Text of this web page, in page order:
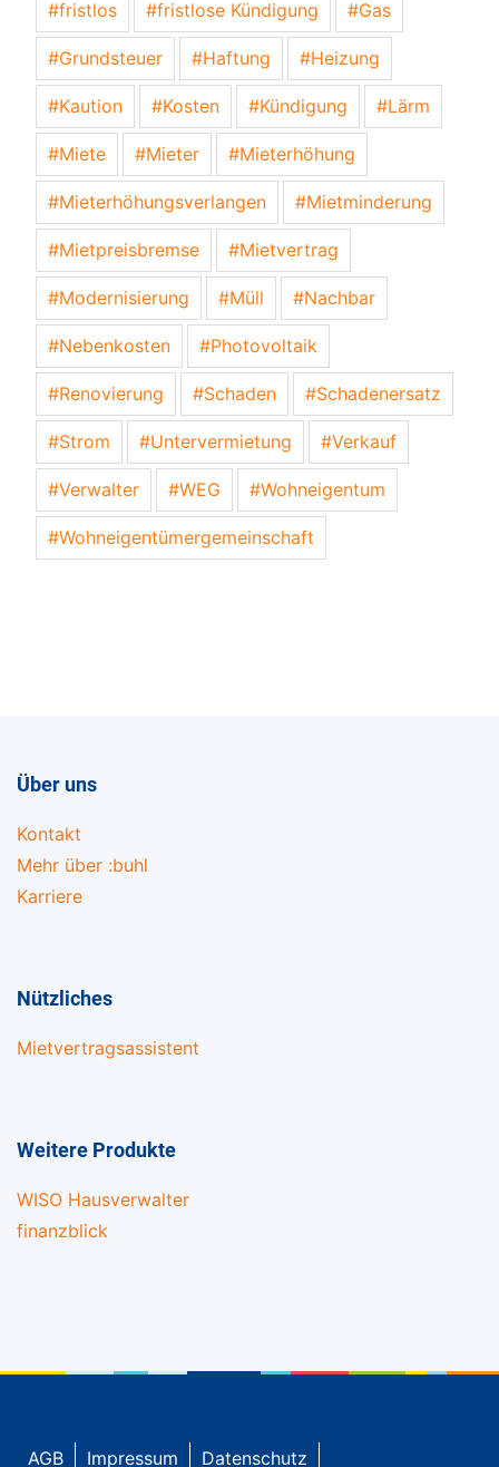
fristlos fristlose Kündigung Gas
Grundsteuer Haftung Heizung
Kaution Kosten Kündigung Lärm
Miete Mieter Mieterhöhung
Mieterhöhungsverlangen Mietminderung
Mietpreisbremse Mietvertrag
Modernisierung Müll Nachbar
Nebenkosten Photovoltaik
Renovierung Schaden Schadenersatz
Strom Untervermietung Verkauf
Verwalter WEG Wohneigentum
Wohneigentümergemeinschaft
Über uns
Kontakt
Mehr über :buhl
Karriere
Nützliches
Mietvertragsassistent
Weitere Produkte
WISO Hausverwalter
finanzblick
AGB Impressum Datenschutz